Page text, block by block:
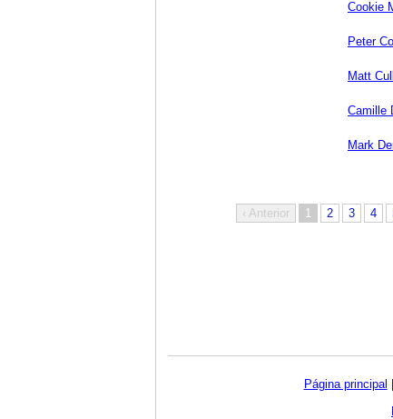
Cookie
Peter
Matt
Camille
Mark
‹ Anterior 1 2 3 4
Página principal |